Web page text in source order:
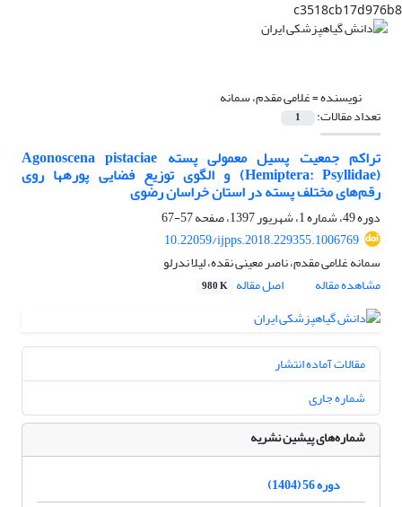
c3518cb17d976b8
نویسنده =غلامی مقدم، سمانه
تعداد مقالات: 1
تراکم جمعیت پسیل معمولی پسته Agonoscena pistaciae
(Hemiptera: Psyllidae) و الگوی توزیع فضایی پوره‎ها روی
رقم‌های مختلف پسته در استان خراسان رضوی
دوره 49، شماره 1، شهریور 1397، صفحه
57-67
10.22059/ijpps.2018.229355.1006769
سمانه غلامی مقدم، ناصر معینی نقده، لیلا ندرلو
مشاهده مقاله
اصل مقاله 980 K
مقالات آماده انتشار
شماره جاری
شماره‌های پیشین نشریه
دوره 56 (1404)